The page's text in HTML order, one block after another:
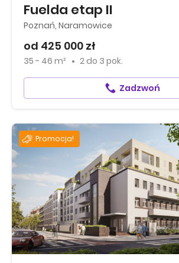
Fuelda etap II
Poznań, Naramowice
od 425 000 zł
35 - 46 m² 2 do 3 pok.
Zadzwoń
Promocja!